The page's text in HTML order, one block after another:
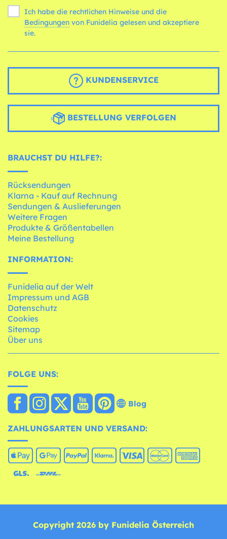
Ich habe die rechtlichen Hinweise und die
Bedingungen
sie.
KUNDENSERVICE
BESTELLUNG VERFOLGEN
BRAUCHST DU HILFE?:
Rücksendungen
Klarna - Kauf auf Rechnung
Sendungen & Auslieferungen
Weitere Fragen
Produkte & Größentabellen
Meine Bestellung
INFORMATION:
Funidelia auf der Welt
Impressum und AGB
Datenschutz
Cookies
Sitemap
Über uns
FOLGE UNS:
Blog
ZAHLUNGSARTEN UND VERSAND:
Copyright 2026 by Funidelia Österreich